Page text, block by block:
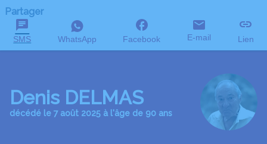
Partager
SMS WhatsApp Facebook E-mail Lien
Denis DELMAS
décédé le 7 août 2025 à l'âge de 90 ans